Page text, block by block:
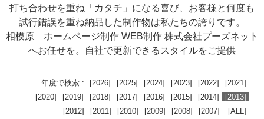
打ち合わせを重ね「カタチ」になる喜び、お客様と何度も
試行錯誤を重ね納品した制作物は私たちの誇りです。
相模原 ホームページ制作 WEB制作 株式会社プーズネット
へお任せを。自社で更新できるスタイルをご提供
年度で検索 : [2026] [2025] [2024] [2023] [2022]
[2021]
[2020]
[2019] [2018] [2017] [2016] [2015] [2014]
[2013]
[2012]
[2011] [2010] [2009] [2008] [2007] [ALL]